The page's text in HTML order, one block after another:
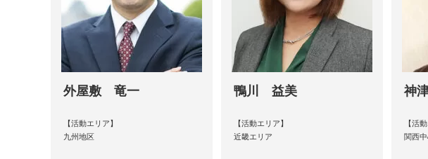
外屋敷 竜一
【活動エリア】
九州地区
鴨川 益美
【活動エリア】
近畿エリア
神
【活
関西